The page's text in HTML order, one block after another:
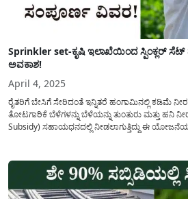
Sprinkler set-ಕೃಷಿ ಇಲಾಖೆಯಿಂದ ಸ್ಪಿಂಕ್ಲರ್
ಅವಕಾಶ!
April 4, 2025
ರೈತರಿಗೆ ಬೇಸಿಗೆ ಸೇರಿದಂತೆ ಇನ್ನಿತರೆ ಹಂಗಾಮಿನಲ್ಲಿ ಕಡಿಮೆ
ತೋಟಗಾರಿಕೆ ಬೆಳೆಗಳನ್ನು ಬೆಳೆಯನ್ನು ತುಂತುರು ಮತ್ತು ಹನಿ
Subsidy) ಸಹಾಯಧನದಲ್ಲಿ ನೀಡಲಾಗುತ್ತಿದ್ದು ಈ